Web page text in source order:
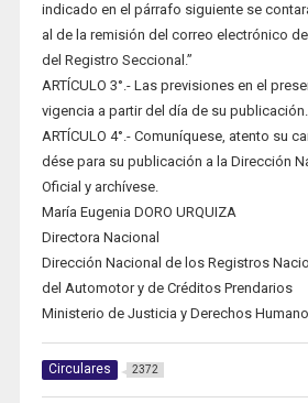
indicado en el párrafo siguiente se
al de la remisión del correo electrónico
del Registro Seccional.”
ARTÍCULO 3°.- Las previsiones en el
vigencia a partir del día de su publicación.
ARTÍCULO 4°.- Comuníquese, atento su
dése para su publicación a la Dirección
Oficial y archívese.
María Eugenia DORO URQUIZA
Directora Nacional
Dirección Nacional de los Registros
del Automotor y de Créditos Prendarios
Ministerio de Justicia y Derechos
Circulares 2372